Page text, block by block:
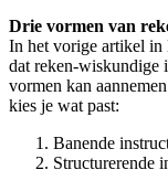
Drie vormen van
In het vorige artikel in
dat reken-wiskundige
vormen kan
kies je wat past:
Banende
Structurerende